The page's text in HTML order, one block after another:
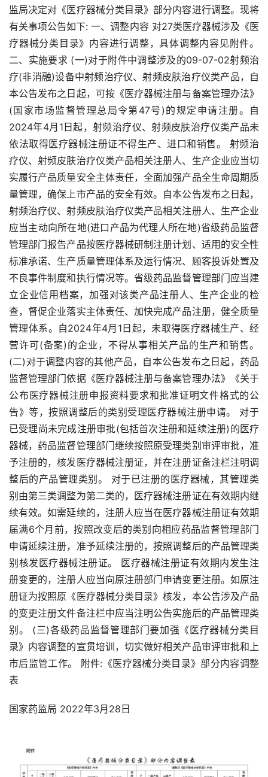
监局决定对《医疗器械分类目录》部分内容进行调整。现将
有关事项公告如下: 一、调整内容 对27类医疗器械涉及《医
疗器械分类目录》内容进行调整，具体调整内容见附件。
二、实施要求 (一)对于附件中调整涉及的09-07-02射频治
疗(非消融)设备中射频治疗仪、射频皮肤治疗仪类产品，自
本公告发布之日起，可按《医疗器械注册与备案管理办法》
(国家市场监督管理总局令第47号)的规定申请注册。自
2024年4月1日起，射频治疗仪、射频皮肤治疗仪类产品未
依法取得医疗器械注册证不得生产、进口和销售。 射频治
疗仪、射频皮肤治疗仪类产品相关注册人、生产企业应当切
实履行产品质量安全主体责任，全面加强产品全生命周期质
量管理，确保上市产品的安全有效。自本公告发布之日起，
射频治疗仪、射频皮肤治疗仪类产品相关注册人、生产企业
应当主动向所在地(进口产品为代理人所在地)省级药品监督
管理部门报告产品按医疗器械研制注册计划、适用的安全性
标准承诺、生产质量管理体系及运行情况、顾客投诉处置及
不良事件制度和执行情况等。省级药品监督管理部门应当建
立企业信用档案，加强对该类产品注册人、生产企业的检
查，督促企业落实主体责任、加快完成产品注册，健全质量
管理体系。自2024年4月1日起，未取得医疗器械生产、经
营许可(备案)的企业，不得从事相关产品的生产和销售。
(二)对于调整内容的其他产品，自本公告发布之日起，药品
监督管理部门依据《医疗器械注册与备案管理办法》《关于
公布医疗器械注册申报资料要求和批准证明文件格式的公
告》等，按照调整后的类别受理医疗器械注册申请。 对于
已受理尚未完成注册审批(包括首次注册和延续注册)的医疗
器械，药品监督管理部门继续按照原受理类别审评审批，准
予注册的，核发医疗器械注册证，并在注册证备注栏注明调
整后的产品管理类别。 对于已注册的医疗器械，其管理类
别由第三类调整为第二类的，医疗器械注册证在有效期内继
续有效。如需延续的，注册人应当在医疗器械注册证有效期
届满6个月前，按照改变后的类别向相应药品监督管理部门
申请延续注册，准予延续注册的，按照调整后的产品管理类
别核发医疗器械注册证。 医疗器械注册证有效期内发生注
册变更的，注册人应当向原注册部门申请变更注册。如原注
册证为按照原《医疗器械分类目录》核发，本公告涉及产品
的变更注册文件备注栏中应当注明公告实施后的产品管理类
别。 (三)各级药品监督管理部门要加强《医疗器械分类目
录》内容调整的宣贯培训，切实做好相关产品审评审批和上
市后监管工作。 附件:《医疗器械分类目录》部分内容调整
表
国家药监局 2022年3月28日